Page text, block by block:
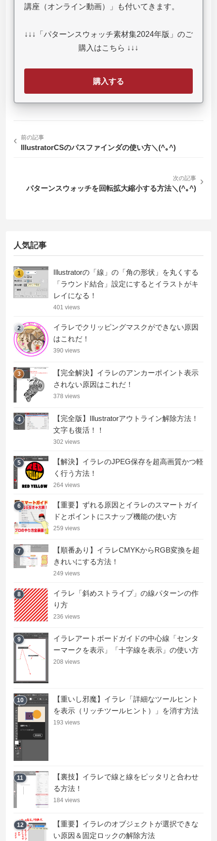
講座（オンライン動画）」も付いてきます。
↓↓↓「パターンスウォッチ素材集2024年版」のご
購入はこちら ↓↓↓
購入する
‹ 前の記事
IllustratorCSのパスファインダの使い方＼(^｡^)
次の記事
パターンスウォッチを回転拡大縮小する方法＼(^｡^)
›
人気記事
1
Illustratorの「線」の「角の形状」を丸くする
「ラウンド結合」設定にするとイラストがキ
レイになる！
401 views
2
イラレでクリッピングマスクができない原因
はこれだ！
390 views
3
【完全解決】イラレのアンカーポイント表示
されない原因はこれだ！
378 views
4
【完全版】Illustratorアウトライン解除方法！
文字も復活！！
302 views
5
【解決】イラレのJPEG保存を超高画質かつ軽
く行う方法！
264 views
6
【重要】ずれる原因とイラレのスマートガイ
ドとポイントにスナップ機能の使い方
259 views
7
【順番あり】イラレCMYKからRGB変換を超
きれいにする方法！
249 views
8
イラレ「斜めストライプ」の線パターンの作
り方
236 views
9
イラレアートボードガイドの中心線「センタ
ーマークを表示」「十字線を表示」の使い方
208 views
10
【重いし邪魔】イラレ「詳細なツールヒント
を表示（リッチツールヒント）」を消す方法
193 views
11
【裏技】イラレで線と線をピッタリと合わせ
る方法！
184 views
12
【重要】イラレのオブジェクトが選択できな
い原因＆固定ロックの解除方法